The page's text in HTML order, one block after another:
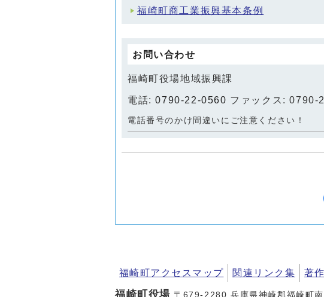
福崎町商工業振興基本条例
お問い合わせ
福崎町役場地域振興課
電話:0790-22-0560 ファックス: 0790-
電話番号のかけ間違いにご注意ください！
福崎町アクセスマップ 関連リンク集 著
福崎町役場 〒679-2280 兵庫県神崎郡福崎町